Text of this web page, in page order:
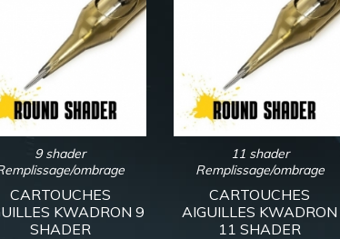
9 shader
ombrage
CARTOUCHES
KWADRON 9
SHADER
11 shader
Remplissage/ombrage
CARTOUCHES
AIGUILLES KWADRON
11 SHADER